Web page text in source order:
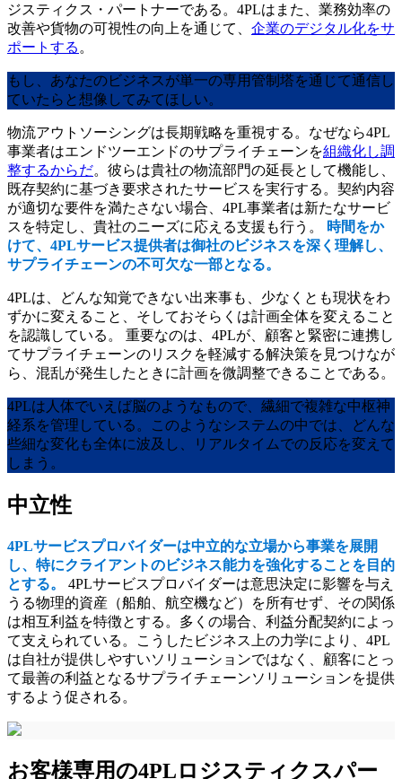
ジスティクス・パートナーである。4PLはまた、業務効率の
改善や貨物の可視性の向上を通じて、 企業のデジタル化をサ
ポートする 。
もし、あなたのビジネスが単一の専用管制塔を通じて通信し
ていたらと想像してみてほしい。
物流アウトソーシングは長期戦略を重視する。なぜなら4PL
事業者はエンドツーエンドのサプライチェーンを組織化し調
整するからだ。彼らは貴社の物流部門の延長として機能し、
既存契約に基づき要求されたサービスを実行する。契約内容
が適切な要件を満たさない場合、4PL事業者は新たなサービ
スを特定し、貴社のニーズに応える支援も行う。
時間をか
けて、4PLサービス提供者は御社のビジネスを深く理解し、
サプライチェーンの不可欠な一部となる。
4PLは、どんな知覚できない出来事も、少なくとも現状をわ
ずかに変えること、そしておそらくは計画全体を変えること
を認識している。 重要なのは、4PLが、顧客と緊密に連携し
てサプライチェーンのリスクを軽減する解決策を見つけなが
ら、混乱が発生したときに計画を微調整できることである。
4PLは人体でいえば脳のようなもので、繊細で複雑な中枢神
経系を管理している。このようなシステムの中では、どんな
些細な変化も全体に波及し、リアルタイムでの反応を変えて
しまう。
中立性
4PLサービスプロバイダーは中立的な立場から事業を展開
し、特にクライアントのビジネス能力を強化することを目的
とする。
4PLサービスプロバイダーは意思決定に影響を与え
うる物理的資産（船舶、航空機など）を所有せず、その関係
は相互利益を特徴とする。多くの場合、利益分配契約によっ
て支えられている。こうしたビジネス上の力学により、4PL
は自社が提供しやすいソリューションではなく、顧客にとっ
て最善の利益となるサプライチェーンソリューションを提供
するよう促される。
お客様専用の4PLロジスティクスパー